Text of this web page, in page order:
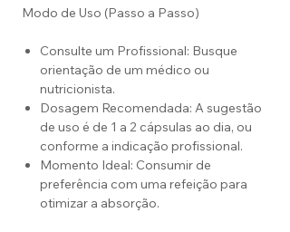
Modo de Uso (Passo a Passo)
Consulte um Profissional: Busque
orientação de um médico ou
nutricionista.
Dosagem Recomendada: A sugestão
de uso é de 1 a 2 cápsulas ao dia, ou
conforme a indicação profissional.
Momento Ideal: Consumir de
preferência com uma refeição para
otimizar a absorção.